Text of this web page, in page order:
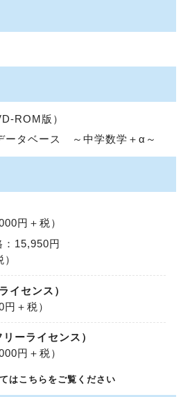
ROM版）
ータベース ～中学数学＋α～
円＋税）
15,950円
イセンス）
円＋税）
ーライセンス）
円＋税）
はこちらをご覧ください